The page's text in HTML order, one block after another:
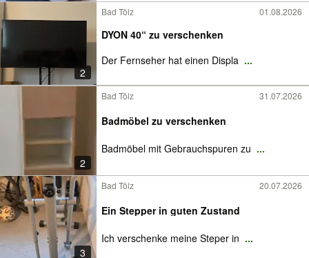
2
Bad Tölz 01.08.2026
DYON 40“ zu verschenken
Der Fernseher hat einen Displa ...
2
Bad Tölz 31.07.2026
Badmöbel zu verschenken
Badmöbel mit Gebrauchspuren zu ...
3
Bad Tölz 20.07.2026
Ein Stepper in guten Zustand
Ich verschenke meine Steper in ...